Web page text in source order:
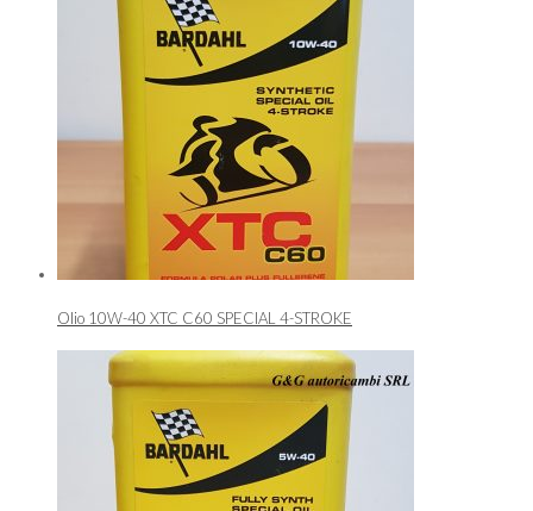
Olio 10W-40 XTC C60 SPECIAL 4-STROKE